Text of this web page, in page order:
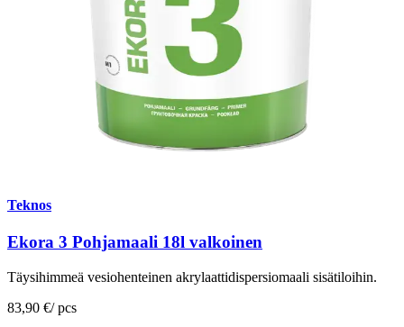
Teknos
Ekora 3 Pohjamaali 18l valkoinen
Täysihimmeä vesiohenteinen akrylaattidispersiomaali sisätiloihin.
83,90 €/ pcs